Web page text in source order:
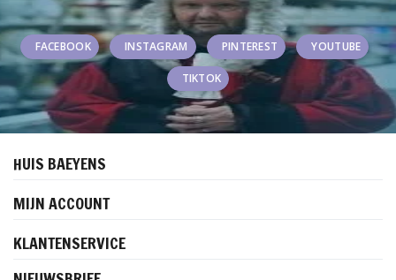
FACEBOOK INSTAGRAM PINTEREST YOUTUBE
TIKTOK
HUIS BAEYENS
MIJN ACCOUNT
KLANTENSERVICE